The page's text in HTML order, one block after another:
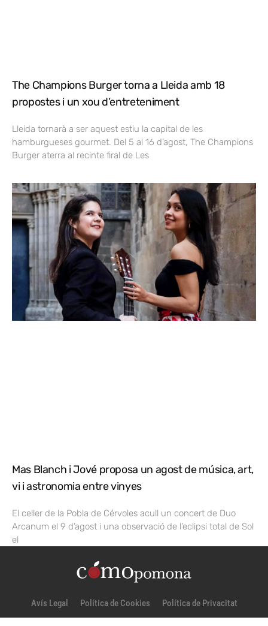
The Champions Burger torna a Lleida amb 18
propostes i un xou d’entreteniment
Lleida tornarà a ser aquest estiu la capital de les
hamburgueses gourmet. Del 5 al 16 d’agost, The Champions
Burger aterra al recinte firal de Les
Mas Blanch i Jové proposa un agost de música, art,
vi i astronomia entre vinyes
El celler de la Pobla de Cérvoles acull un concert de Duo
Arcanum el 9 d’agost i una observació de l’eclipsi total de Sol
el
Avís Legal Política de Cookies Política de Privacitat